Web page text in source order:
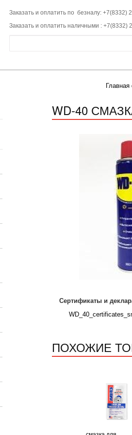
Заказать и оплатить по безналу: +7(8332)
Заказать и оплатить наличными : +7(8332)
Главная
WD-40
Сертификаты и
ПОХОЖИЕ